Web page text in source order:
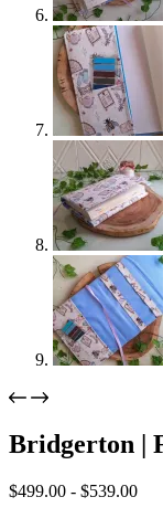
Bridgerton |
$499.00 - $539.00